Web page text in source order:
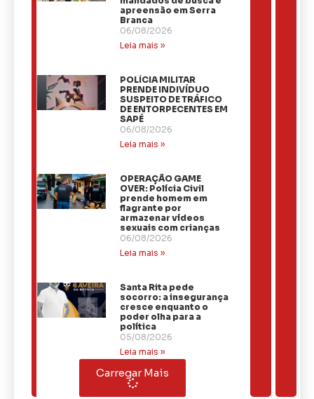
apreensão em Serra
Branca
06/08/2026
Leia mais »
​POLÍCIA MILITAR
PRENDE INDIVÍDUO
SUSPEITO DE TRÁFICO
DE ENTORPECENTES EM
SAPÉ
06/08/2026
Leia mais »
OPERAÇÃO GAME
OVER: Polícia Civil
prende homem em
flagrante por
armazenar vídeos
sexuais com crianças
06/08/2026
Leia mais »
Santa Rita pede
socorro: a insegurança
cresce enquanto o
poder olha para a
política
05/08/2026
Leia mais »
Carregar Mais